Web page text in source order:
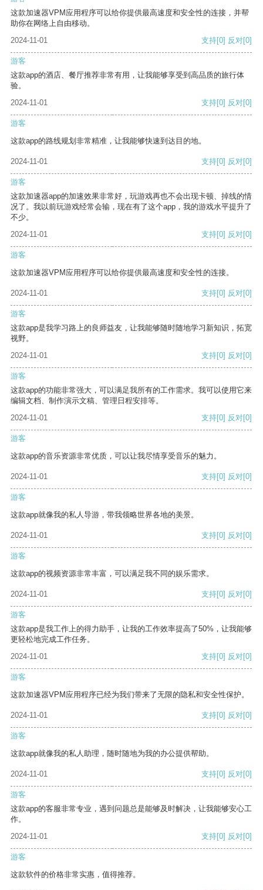
这款加速器VPM应用程序可以给你提供最高速度和安全性的连接，并帮
助你在网络上自由移动。
2024-11-01
支持[0] 反对[0]
游客
这款app的酒店、餐厅推荐非常有用，让我能够享受到高品质的旅行体
验。
2024-11-01
支持[0] 反对[0]
游客
这款app的路线规划非常精准，让我能够快速到达目的地。
2024-11-01 支持[0] 反对[0]
游客
这款加速器app的加速效果非常好，玩游戏再也不会出现卡顿、掉线的情
况了。我以前玩游戏经常会输，现在有了这个app，我的游戏水平提升了
不少。
2024-11-01
支持[0] 反对[0]
游客
这款加速器VPM应用程序可以给你提供最高速度和安全性的连接。
2024-11-01 支持[0] 反对[0]
游客
这款app是我学习路上的良师益友，让我能够随时随地学习新知识，拓宽
视野。
2024-11-01
支持[0] 反对[0]
游客
这款app的功能非常强大，可以满足我所有的工作需求。我可以使用它来
编辑文档、制作演示文稿、管理日程安排等。
2024-11-01
支持[0] 反对[0]
游客
这款app的音乐资源非常优质，可以让我尽情享受音乐的魅力。
2024-11-01 支持[0] 反对[0]
游客
这款app就像我的私人导游，带我领略世界各地的美景。
2024-11-01 支持[0] 反对[0]
游客
这款app的视频资源非常丰富，可以满足我不同的娱乐需求。
2024-11-01 支持[0] 反对[0]
游客
这款app是我工作上的得力助手，让我的工作效率提高了50%，让我能够
更轻松地完成工作任务。
2024-11-01
支持[0] 反对[0]
游客
这款加速器VPM应用程序已经为我们带来了无限的隐私和安全性保护。
2024-11-01 支持[0] 反对[0]
游客
这款app就像我的私人助理，随时随地为我的办公提供帮助。
2024-11-01 支持[0] 反对[0]
游客
这款app的客服非常专业，遇到问题总是能够及时解决，让我能够安心工
作。
2024-11-01
支持[0] 反对[0]
游客
这款软件的价格非常实惠，值得推荐。